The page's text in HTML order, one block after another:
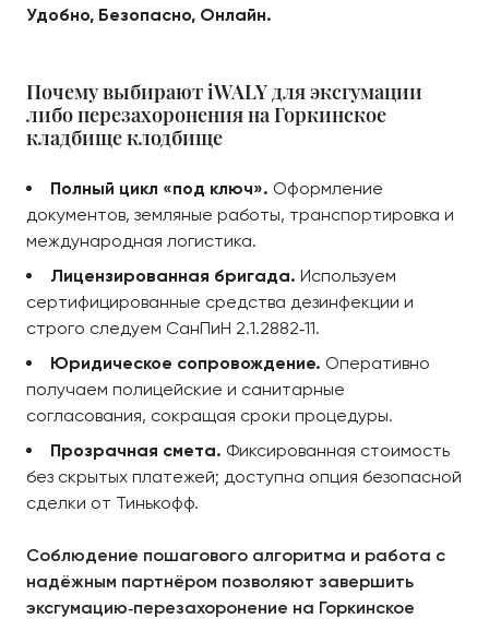
Удобно, Безопасно, Онлайн.
Почему выбирают iWALY для эксгумации
либо перезахоронения на Горкинское
кладбище клодбище
Полный цикл «под ключ». Оформление
документов, земляные работы, транспортировка и
международная логистика.
Лицензированная бригада. Используем
сертифицированные средства дезинфекции и
строго следуем СанПиН 2.1.2882‑11.
Юридическое сопровождение. Оперативно
получаем полицейские и санитарные
согласования, сокращая сроки процедуры.
Прозрачная смета. Фиксированная стоимость
без скрытых платежей; доступна опция безопасной
сделки от Тинькофф.
Соблюдение пошагового алгоритма и работа с
надёжным партнёром позволяют завершить
эксгумацию‑перезахоронение на Горкинское